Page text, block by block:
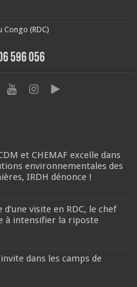
(RDC)
596 056
et CHEMAF excelle dans
environnementales des
IRDH dénonce !
visite en RDC, le chef
à intensifier la riposte
dans les camps de